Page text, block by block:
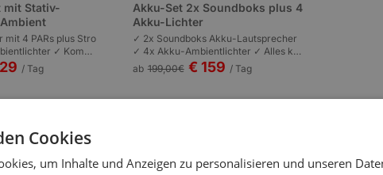
mit Stativ-
4 PARs plus Stro
✓ Kompl
| Plug-and-Play | P
100 Personen.
/ Tag
Akku-Set 2x Soundboks plus 4
Akku-Lichter
✓ 2x Soundboks Akku-Lautsprecher
✓ 4x Akku-Ambientlichter ✓ Alles kab
ellos | Komplett akkubetrieben | Garte
nfeste und Outdoor bis 80 Personen.
ab 199,00€ € 159 / Tag
Cookies
um Inhalte und Anzeigen zu personalisieren und unseren